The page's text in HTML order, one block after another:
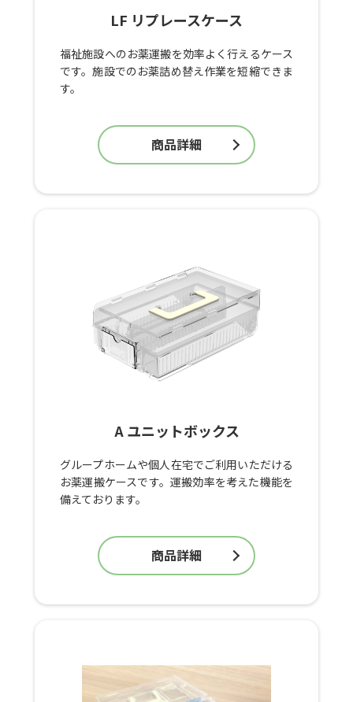
LF リプレースケース
福祉施設へのお薬運搬を効率よく行えるケース
です。施設でのお薬詰め替え作業を短縮できま
す。
商品詳細
A ユニットボックス
グループホームや個人在宅でご利用いただける
お薬運搬ケースです。運搬効率を考えた機能を
備えております。
商品詳細